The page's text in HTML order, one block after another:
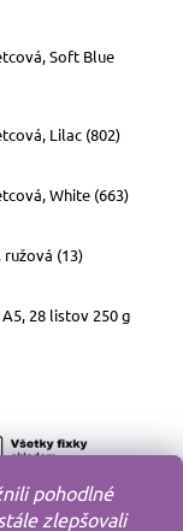
pohodlné
zlepšovali
Soft Blue
Lilac (802)
White (663)
ružová (13)
28 listov 250 g